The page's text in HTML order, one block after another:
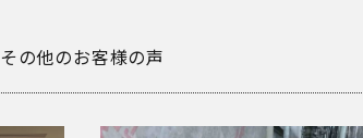
その他のお客様の声